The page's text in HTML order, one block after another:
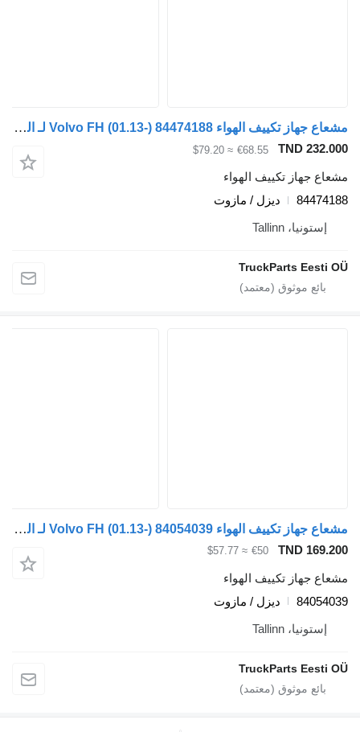
مشعاع جهاز تكييف الهواء Volvo FH (01.13-) 84474188 لـ السيارات القاطرة Volvo FH, FM, FMX-4 series (2013-)
TND
€68.55
≈ $79.20
تكييف الهواء
ديزل / مازوت
TruckParts
مشعاع جهاز تكييف الهواء Volvo FH (01.13-) 84054039 لـ السيارات القاطرة Volvo FH (01.13-)
TND
€50
≈ $57.77
تكييف الهواء
ديزل / مازوت
TruckParts